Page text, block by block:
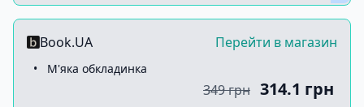
Book.UA Перейти в магазин
• М'яка обкладинка
349 грн 314.1 грн